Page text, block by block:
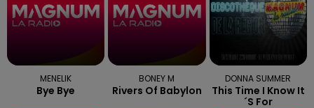
MENELIK
Bye Bye
BONEY M
Rivers Of Babylon
DONNA SUMMER
This Time I Know It
´s For